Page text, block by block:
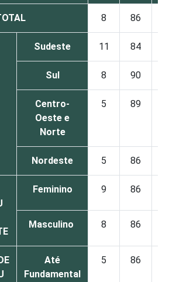
8 86
Sudeste 11 84
Sul 8 90
Centro-
Oeste e
Norte
5 89
Nordeste 5 86
Feminino 9 86
Masculino 8 86
Até
Fundamental
5 86